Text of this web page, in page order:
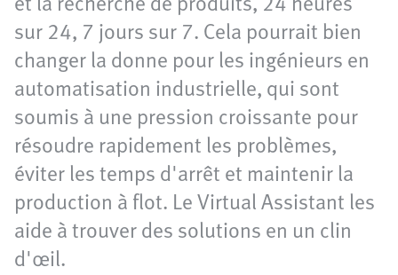
sur 24, 7 jours sur 7. Cela pourrait bien
changer la donne pour les ingénieurs en
automatisation industrielle, qui sont
soumis à une pression croissante pour
résoudre rapidement les problèmes,
éviter les temps d'arrêt et maintenir la
production à flot. Le Virtual Assistant les
aide à trouver des solutions en un clin
d'œil.